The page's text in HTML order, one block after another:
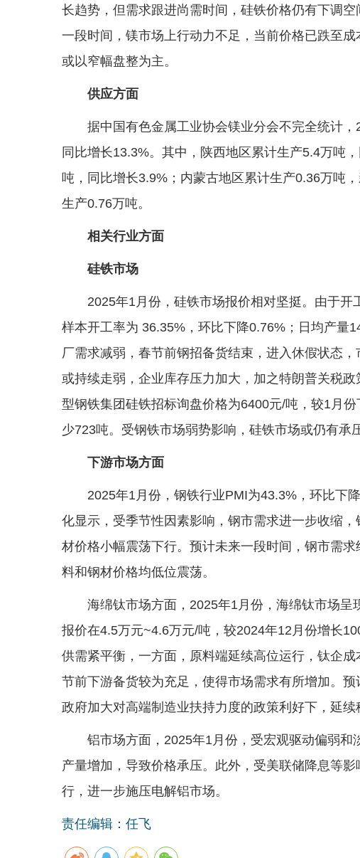
长趋势，但需求跟进尚需时间，硅铁价格仍有下调
一段时间，镁市场上行动力不足，当前价格已跌至
或以窄幅盘整为主。
供应方面
据中国有色金属工业协会镁业分会不完全统计
同比增长13.3%。其中，陕西地区累计生产5.4万吨
吨，同比增长3.9%；内蒙古地区累计生产0.36万吨
生产0.76万吨。
相关行业方面
硅铁市场
2025年1月份，硅铁市场报价相对坚挺。由于
样本开工率为 36.35%，环比下降0.76%；日均产量
厂需求减弱，春节前钢招备货结束，进入休假状态
或持续走弱，企业库存压力加大，加之特朗普关税
型钢铁集团硅铁招标询盘价格为6400元/吨，较1月
少723吨。受钢铁市场弱势影响，硅铁市场或仍有承压
下游市场方面
2025年1月份，钢铁行业PMI为43.3%，环比下
化显示，受季节性因素影响，钢市需求进一步收缩
材价格小幅震荡下行。预计未来一段时间，钢市需
料和钢材价格均低位震荡。
海绵钛市场方面，2025年1月份，海绵钛市场
报价在4.5万元~4.6万元/吨，较2024年12月份增长
供需紧平衡，一方面，原料端延续高位运行，钛企
节前下游备货较为充足，使得市场需求有所增加。
政府加大对高端制造业扶持力度的政策利好下，延续
铝市场方面，2025年1月份，受宏观驱动偏弱和
产量增加，导致价格承压。此外，受美联储降息等
行，进一步施压电解铝市场。
责任编辑：任飞